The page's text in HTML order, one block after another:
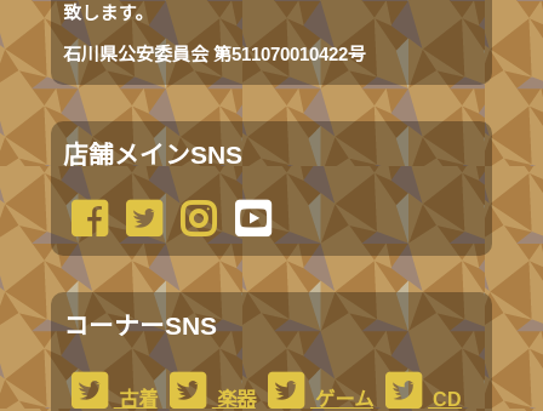
致します。
石川県公安委員会 第511070010422号
店舗メインSNS
コーナーSNS
古着 楽器 ゲーム
CD